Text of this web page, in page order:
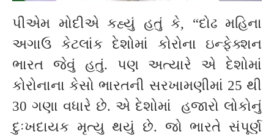
પીએમ મોદીએ કહ્યું હતું કે, “દોઢ મહિના
અગાઉ કેટલાંક દેશોમાં કોરોના ઇન્ફેક્શન
ભારત જેવું હતું. પણ અત્યારે એ દેશોમાં
કોરોનાના કેસો ભારતની સરખામણીમાં 25 થી
30 ગણા વધારે છે. એ દેશોમાં હજારો લોકોનું
દુઃખદાયક મૃત્યુ થયું છે. જો ભારતે સંપૂર્ણ